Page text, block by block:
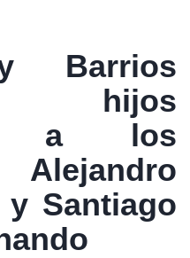
Barrios
hijos
a los
Alejandro
Santiago